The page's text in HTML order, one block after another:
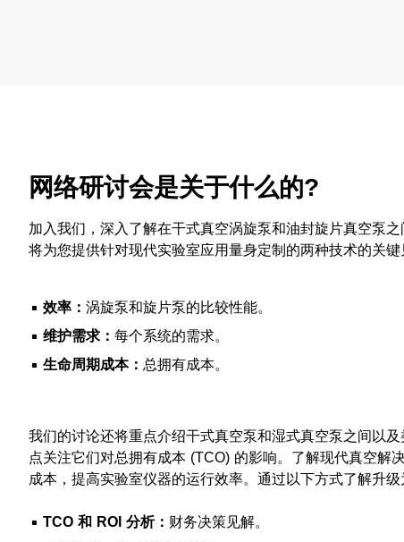
网络研讨会是关于什么的?
加入我们，深入了解在干式真空涡旋泵和油封旋片真空泵
将为您提供针对现代实验室应用量身定制的两种技术的关键
效率： 涡旋泵和旋片泵的比较性能。
维护需求： 每个系统的需求。
生命周期成本： 总拥有成本。
我们的讨论还将重点介绍干式真空泵和湿式真空泵之间以
点关注它们对总拥有成本 (TCO) 的影响。了解现代真空解
成本，提高实验室仪器的运行效率。通过以下方式了解升级
TCO 和 ROI 分析： 财务决策见解。